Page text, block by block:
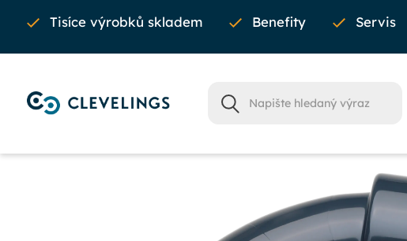
Tisíce výrobků skladem Benefity Servis